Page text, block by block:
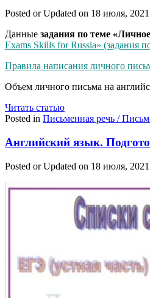
Posted or Updated on 18 июля, 2021
Данные задания по теме
Exams Skills for Russia» (задания
Правила написания личного
Объем личного письма на
Читать статью
Posted in Письменная речь /
Английский язык.
Posted or Updated on 18 июля, 2021